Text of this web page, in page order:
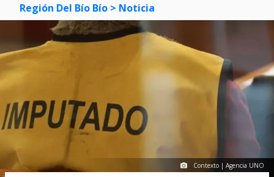
Región Del Bío Bío > Noticia
Contexto | Agencia UNO